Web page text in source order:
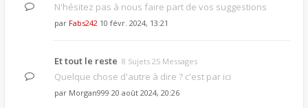
N'hésitez pas à nous faire part de vos suggestions
par Fabs242 10 févr. 2024, 13:21
Et tout le reste 8 Sujets 25 Messages
Quelque chose d'autre à dire ? c'est par ici
par Morgan999 20 août 2024, 20:26